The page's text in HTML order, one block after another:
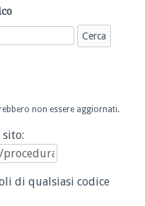
non essere aggiornati.
di qualsiasi codice